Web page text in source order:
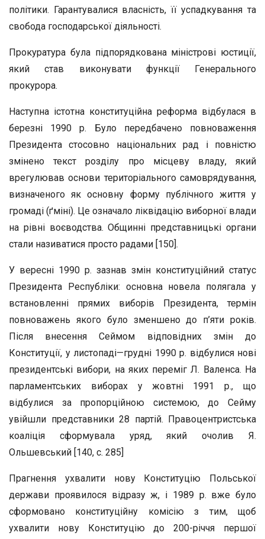
політики. Гарантувалися власність, її успадкування та
свобода господарської діяльності.
Прокуратура була підпорядкована міністрові юстиції,
який став виконувати функції Генерального
прокурора.
Наступна істотна конституційна реформа відбулася в
березні 1990 р. Було передбачено повноваження
Президента стосовно національних рад і повністю
змінено текст розділу про місцеву владу, який
врегулював основи територіального самоврядування,
визначеного як основну форму публічного життя у
громаді (ґміні). Це означало ліквідацію виборної влади
на рівні воєводства. Общинні представницькі органи
стали називатися просто радами [150].
У вересні 1990 р. зазнав змін конституційний статус
Президента Республіки: основна новела полягала у
встановленні прямих виборів Президента, термін
повноважень якого було зменшено до п’яти років.
Після внесення Сеймом відповідних змін до
Конституції, у листопаді—грудні 1990 р. відбулися нові
президентські вибори, на яких переміг Л. Валенса. На
парламентських виборах у жовтні 1991 р., що
відбулися за пропорційною системою, до Сейму
увійшли представники 28 партій. Правоцентристська
коаліція сформувала уряд, який очолив Я.
Ольшевський [140, с. 285]
Прагнення ухвалити нову Конституцію Польської
держави проявилося відразу ж, і 1989 р. вже було
сформовано конституційну комісію з тим, щоб
ухвалити нову Конституцію до 200-річчя першої